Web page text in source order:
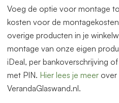
Voeg de optie voor montage
kosten voor de
overige producten in je
montage van onze eigen
iDeal, per bankoverschrijving
met PIN. Hier lees je meer
VerandaGlaswand.nl.